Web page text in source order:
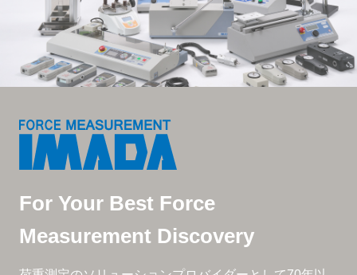
For Your Best Force
Measurement Discovery